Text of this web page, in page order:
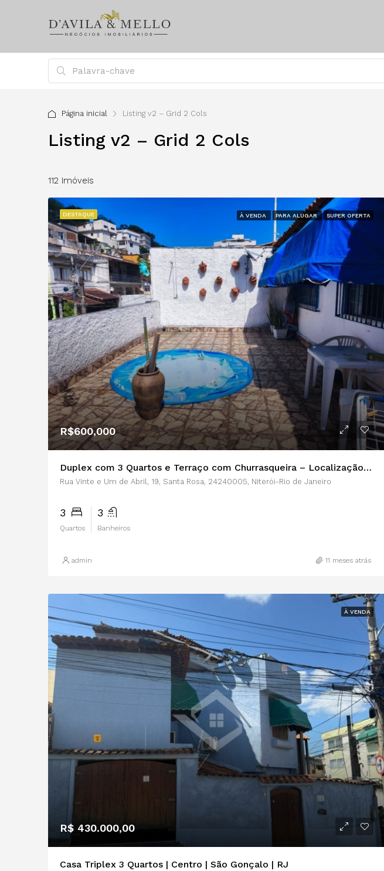
Página inicial Listing v2 – Grid 2 Cols
Listing v2 – Grid 2 Cols
112 Imóveis
DESTAQUE À VENDA PARA ALUGAR SUPER OFERTA
R$600,000
Duplex com 3 Quartos e Terraço com Churrasqueira – Localização Privilegiada
Rua Vinte e Um de Abril, 19, Santa Rosa, 24240005, Niterói-Rio de Janeiro
3
Quartos
3
Banheiros
admin 11 meses atrás
À VENDA
R$ 430.000,00
Casa Triplex 3 Quartos | Centro | São Gonçalo | RJ